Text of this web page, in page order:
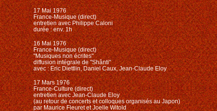
17 Mai 1976
France-Musique (direct)
entretien avec Philippe Caloni
durée : env. 1h
16 Mai 1976
France-Musique (direct)
"Musiques non écrites"
diffusion intégrale de "Shânti"
avec : Eric Diettlin, Daniel Caux, Jean-Claude Eloy
17 Mars 1976
France-Culture (direct)
entretien avec Jean-Claude Eloy
(au retour de concerts et colloques organisés au Japon)
par Maurice Fleuret et Joelle Witold